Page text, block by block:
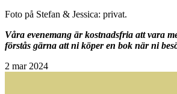
Foto på Stefan & Jessica: privat.
Våra evenemang är kostnadsfria att vara
förstås gärna att ni köper en bok när ni
2 mar 2024